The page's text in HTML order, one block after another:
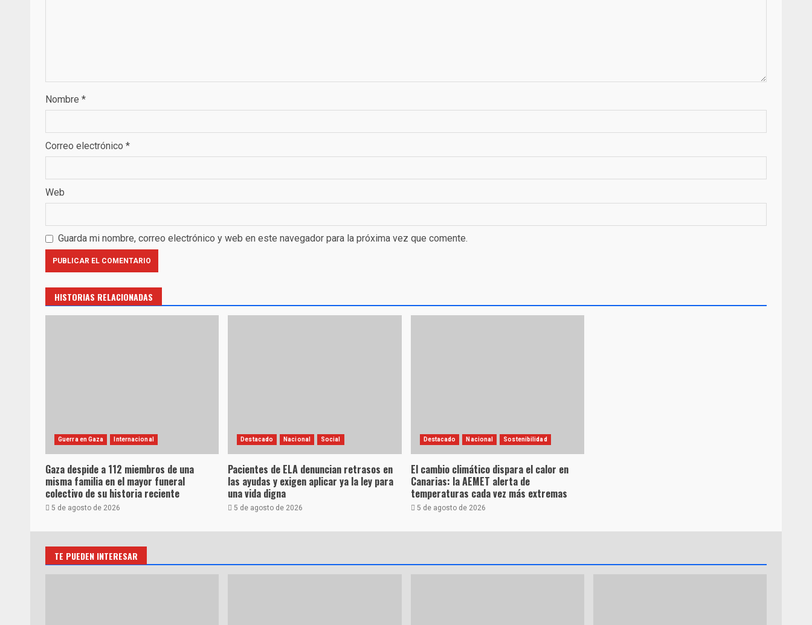
Nombre *
Correo electrónico *
Web
Guarda mi nombre, correo electrónico y web en este navegador para la próxima vez que comente.
HISTORIAS RELACIONADAS
Guerra en Gaza Internacional
Gaza despide a 112 miembros de una
misma familia en el mayor funeral
colectivo de su historia reciente
5 de agosto de 2026
Destacado Nacional Social
Pacientes de ELA denuncian retrasos en
las ayudas y exigen aplicar ya la ley para
una vida digna
5 de agosto de 2026
Destacado Nacional Sostenibilidad
El cambio climático dispara el calor en
Canarias: la AEMET alerta de
temperaturas cada vez más extremas
5 de agosto de 2026
TE PUEDEN INTERESAR